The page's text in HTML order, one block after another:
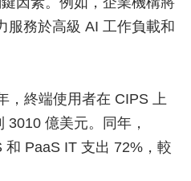
服務於高級 AI 工作負載和
，終端使用者在 CIPS 上
億美元。同年，
PaaS IT 支出 72%，較